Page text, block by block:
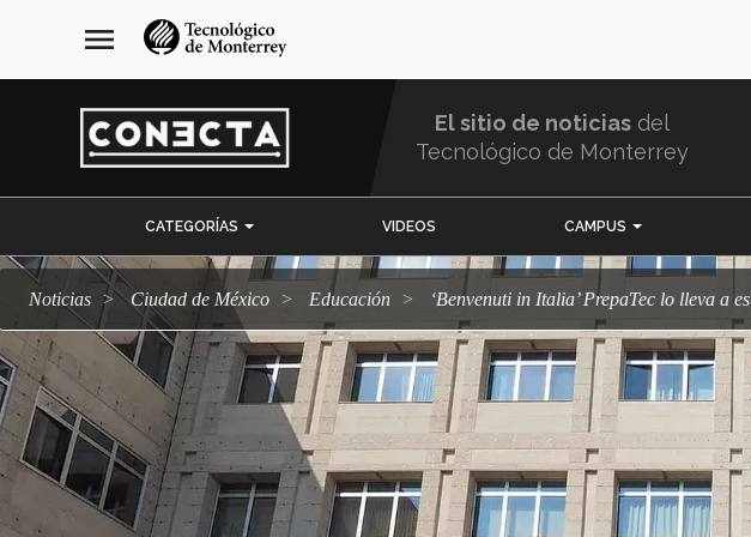
navegación
principal
menu
El sitio de noticias del
Tecnológico de Monterrey
CATEGORÍAS VIDEOS CAMPUS
Noticias Ciudad de México Educación ‘Benvenuti in Italia’ PrepaTec lo lleva a